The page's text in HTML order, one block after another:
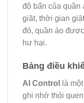
độ bẩn của
giặt, thời gian
đó, quần áo
hư hại.
Bảng điều
AI Control
là
ghi nhớ thói